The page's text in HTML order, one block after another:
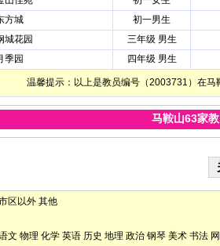
方城
初一男生
城花园
三年级 男生
季园 四年级 男生
温馨提示：以上是教员编号（2003731）在
马鞍山63家
区以外 其他
文 物理 化学 英语 历史 地理 政治 钢琴 美术 书法